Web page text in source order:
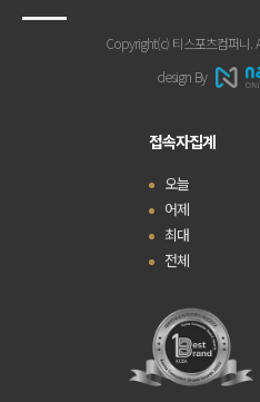
Copyright(c) 티스포츠컴퍼니.
design By
접속자집계
오늘
어제
최대
전체